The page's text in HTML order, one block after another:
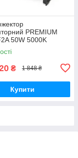
PREMIUM
50W 5000K
₴ 1 848 ₴
Купити